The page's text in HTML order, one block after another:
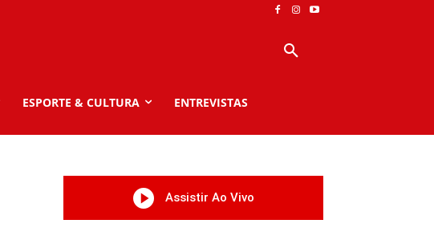
ESPORTE & CULTURA ENTREVISTAS
Assistir Ao Vivo